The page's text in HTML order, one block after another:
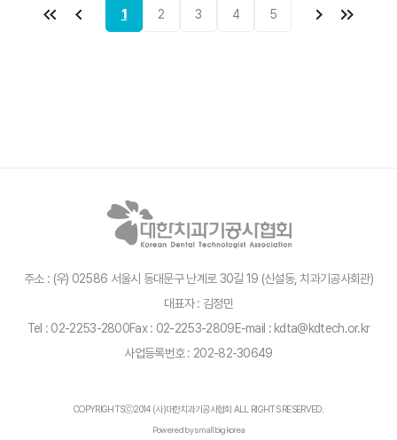
1 2 3 4 5
주소 : (우) 02586 서울시 동대문구 난계로 30길 19 (신설동, 치과기공사회관)
대표자 : 김정민
Tel : 02-2253-2800Fax : 02-2253-2809E-mail : kdta@kdtech.or.kr
사업등록번호 : 202-82-30649
COPYRIGHTSⓒ2014 (사)대한치과기공사협회 ALL RIGHTS RESERVED.
Powered by smallbigkorea